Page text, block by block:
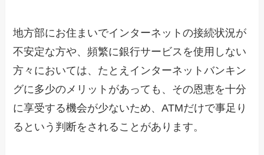
地方部にお住まいでインターネットの接続状況が
不安定な方や、頻繁に銀行サービスを使用しない
方々においては、たとえインターネットバンキン
グに多少のメリットがあっても、その恩恵を十分
に享受する機会が少ないため、ATMだけで事足り
るという判断をされることがあります。